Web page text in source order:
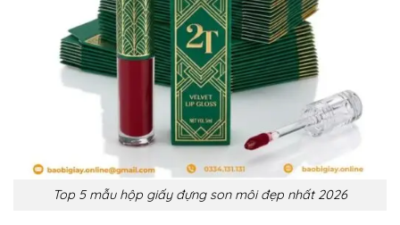
Top 5 mẫu hộp giấy đựng son môi đẹp nhất 2026